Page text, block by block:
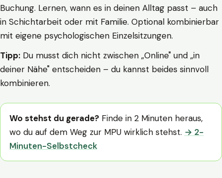
Buchung. Lernen, wann es in deinen Alltag passt – auch
in Schichtarbeit oder mit Familie. Optional kombinierbar
mit eigene psychologischen Einzelsitzungen.
Tipp: Du musst dich nicht zwischen „Online" und „in
deiner Nähe" entscheiden – du kannst beides sinnvoll
kombinieren.
Wo stehst du gerade? Finde in 2 Minuten heraus,
wo du auf dem Weg zur MPU wirklich stehst. → 2-
Minuten-Selbstcheck